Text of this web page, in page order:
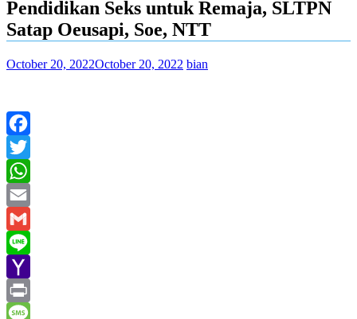
Pendidikan Seks untuk Remaja, SLTPN
Satap Oeusapi, Soe, NTT
October 20, 2022October 20, 2022 bian
Facebook
Twitter
WhatsApp
Email
Gmail
Line
Yahoo
Mail
Print